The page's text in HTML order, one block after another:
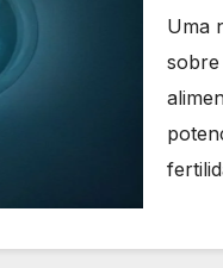
Uma